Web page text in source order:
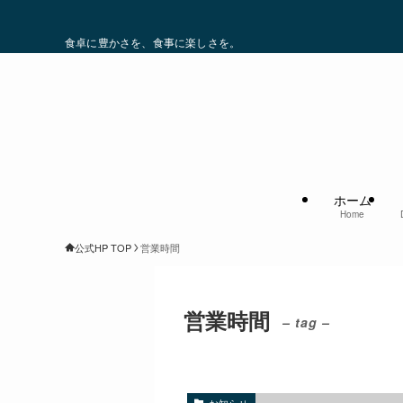
食卓に豊かさを、食事に楽しさを。
ホーム
Home
公式HP TOP 営業時間
営業時間 – tag –